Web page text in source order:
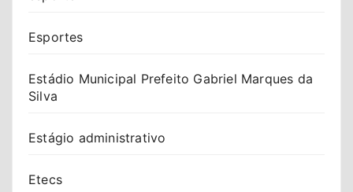
Esportes
Estádio Municipal Prefeito Gabriel Marques da
Silva
Estágio administrativo
Etecs